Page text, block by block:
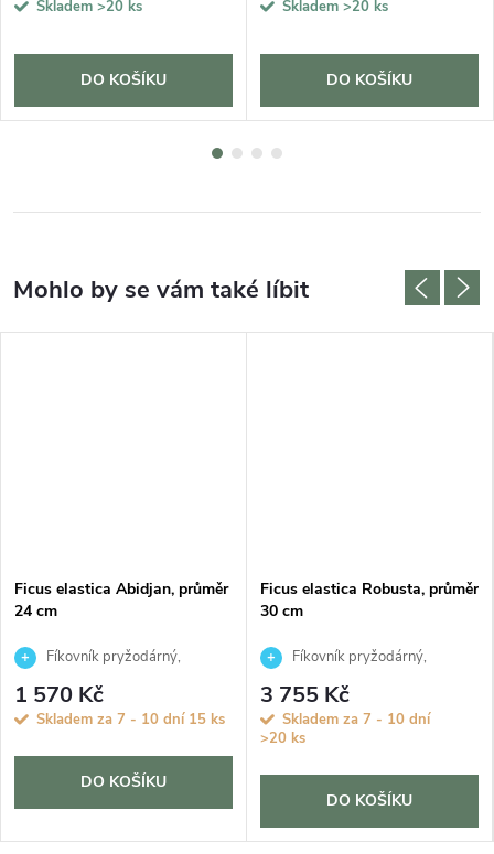
Skladem >20 ks
DO KOŠÍKU
Skladem >20 ks
DO KOŠÍKU
Ficus elastica Abidjan, průměr
24 cm
Fíkovník pryžodárný,
Fíkovník, Gumovník
1 570 Kč
Skladem za 7 - 10 dní 15 ks
DO KOŠÍKU
Ficus elastica Robusta, průměr
30 cm
Fíkovník pryžodárný,
Fíkovník, Gumovník
3 755 Kč
Skladem za 7 - 10 dní
>20 ks
DO KOŠÍKU